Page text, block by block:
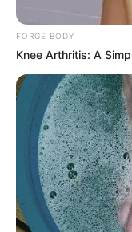
DANIELLA
La
revela
Fashion
FORGE BODY
Knee Arthritis: A